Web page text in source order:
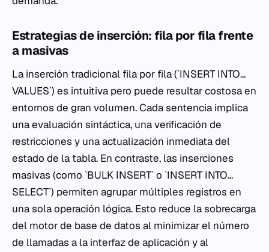
Estrategias de inserción: fila por fila frente
a masivas
La inserción tradicional fila por fila (`INSERT INTO...
VALUES`) es intuitiva pero puede resultar costosa en
entornos de gran volumen. Cada sentencia implica
una evaluación sintáctica, una verificación de
restricciones y una actualización inmediata del
estado de la tabla. En contraste, las inserciones
masivas (como `BULK INSERT` o `INSERT INTO...
SELECT`) permiten agrupar múltiples registros en
una sola operación lógica. Esto reduce la sobrecarga
del motor de base de datos al minimizar el número
de llamadas a la interfaz de aplicación y al